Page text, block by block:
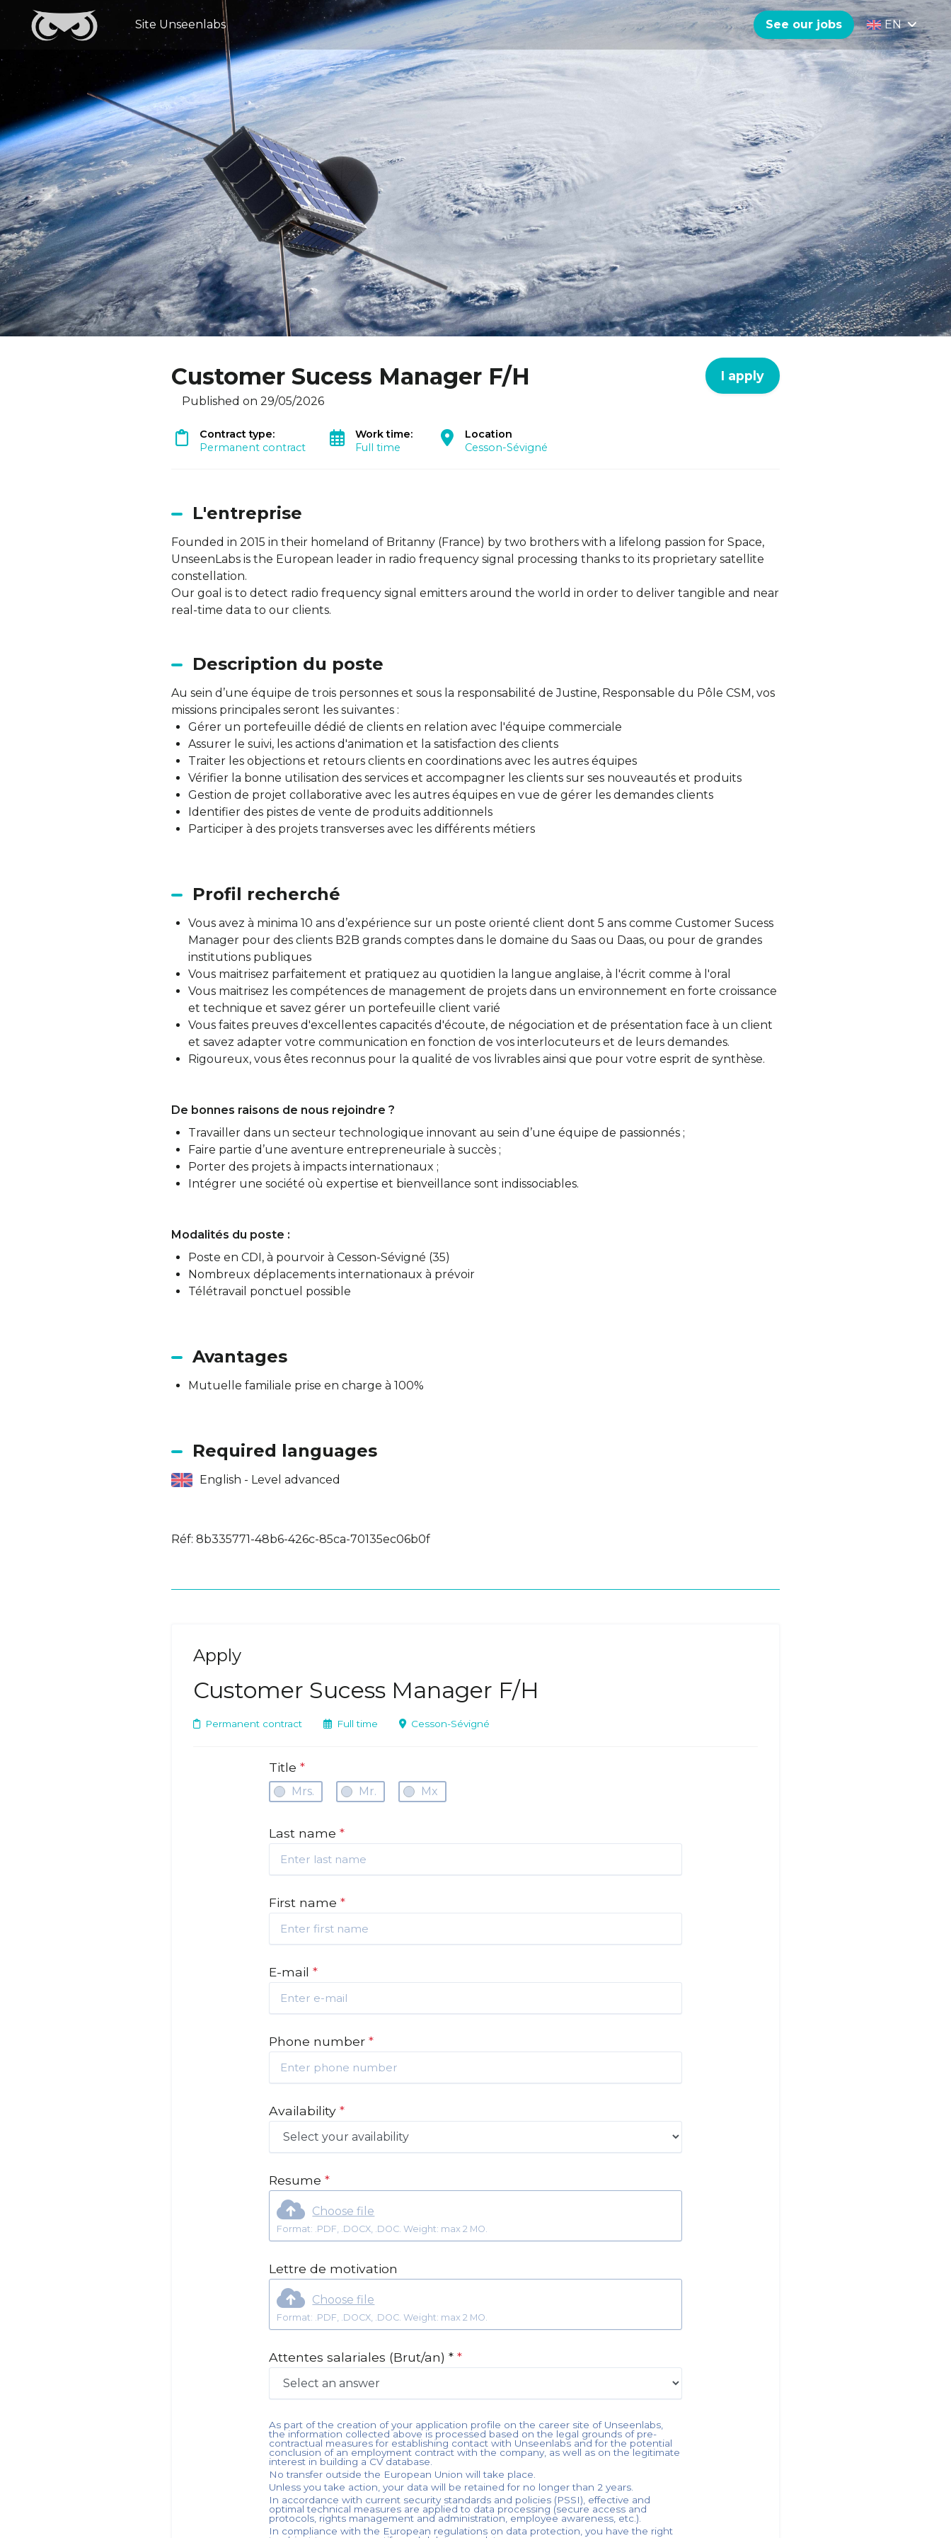
Site Unseenlabs See our jobs EN
Customer Sucess Manager F/H I apply
Published on 29/05/2026
Contract type:
Permanent contract
Work time:
Full time
Location
Cesson-Sévigné
L'entreprise
Founded in 2015 in their homeland of Britanny (France) by two brothers with a lifelong passion for Space,
UnseenLabs is the European leader in radio frequency signal processing thanks to its proprietary satellite
constellation.
Our goal is to detect radio frequency signal emitters around the world in order to deliver tangible and near
real-time data to our clients.
Description du poste
Au sein d’une équipe de trois personnes et sous la responsabilité de Justine, Responsable du Pôle CSM, vos
missions principales seront les suivantes :
Gérer un portefeuille dédié de clients en relation avec l'équipe commerciale
Assurer le suivi, les actions d'animation et la satisfaction des clients
Traiter les objections et retours clients en coordinations avec les autres équipes
Vérifier la bonne utilisation des services et accompagner les clients sur ses nouveautés et produits
Gestion de projet collaborative avec les autres équipes en vue de gérer les demandes clients
Identifier des pistes de vente de produits additionnels
Participer à des projets transverses avec les différents métiers
Profil recherché
Vous avez à minima 10 ans d’expérience sur un poste orienté client dont 5 ans comme Customer Sucess
Manager pour des clients B2B grands comptes dans le domaine du Saas ou Daas, ou pour de grandes
institutions publiques
Vous maitrisez parfaitement et pratiquez au quotidien la langue anglaise, à l'écrit comme à l'oral
Vous maitrisez les compétences de management de projets dans un environnement en forte croissance
et technique et savez gérer un portefeuille client varié
Vous faites preuves d'excellentes capacités d'écoute, de négociation et de présentation face à un client
et savez adapter votre communication en fonction de vos interlocuteurs et de leurs demandes.
Rigoureux, vous êtes reconnus pour la qualité de vos livrables ainsi que pour votre esprit de synthèse.
De bonnes raisons de nous rejoindre ?
Travailler dans un secteur technologique innovant au sein d’une équipe de passionnés ;
Faire partie d’une aventure entrepreneuriale à succès ;
Porter des projets à impacts internationaux ;
Intégrer une société où expertise et bienveillance sont indissociables.
Modalités du poste :
Poste en CDI, à pourvoir à Cesson-Sévigné (35)
Nombreux déplacements internationaux à prévoir
Télétravail ponctuel possible
Avantages
Mutuelle familiale prise en charge à 100%
Required languages
English - Level advanced
Réf: 8b335771-48b6-426c-85ca-70135ec06b0f
Apply
Customer Sucess Manager F/H
Permanent contract Full time Cesson-Sévigné
Title*
Mrs. Mr. Mx
Last name*
First name*
E-mail*
Phone number*
Availability*
Resume*
Choose file
Format: .PDF, .DOCX, .DOC. Weight: max 2 MO.
Lettre de motivation
Choose file
Format: .PDF, .DOCX, .DOC. Weight: max 2 MO.
Attentes salariales (Brut/an) **
As part of the creation of your application profile on the career site of Unseenlabs
the information collected above is processed based on the legal grounds of pre-
contractual measures for establishing contact with Unseenlabs and for the potential
conclusion of an employment contract with the company, as well as on the legitimate
interest in building a CV database.
No transfer outside the European Union will take place.
Unless you take action, your data will be retained for no longer than 2 years.
In accordance with current security standards and policies (PSSI), effective and
optimal technical measures are applied to data processing (secure access and
protocols, rights management and administration, employee awareness, etc.).
In compliance with the European regulations on data protection, you have the right